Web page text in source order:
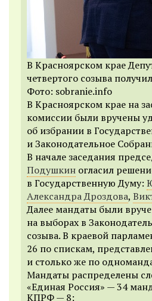
В Красноярском крае
четвертого созыва
Фото: sobranie.info
В Красноярском крае на
комиссии были вручены
об избрании в
и Законодательное
В начале заседания
Подушкин огласил
в Государственную Думу:
Александра Дроздова,
Далее мандаты были
на выборах в
созыва. В краевой
26 по спискам,
и столько же по
Мандаты распределены
«Единая Россия» — 34
КПРФ — 8;